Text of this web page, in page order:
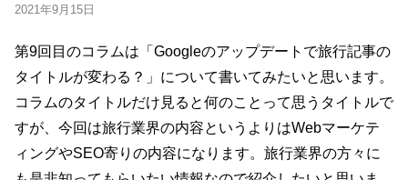
2021年9月15日
第9回目のコラムは「Googleのアップデートで旅行記事の
タイトルが変わる？」について書いてみたいと思います。
コラムのタイトルだけ見ると何のことって思うタイトルで
すが、今回は旅行業界の内容というよりはWebマーケテ
ィングやSEO寄りの内容になります。旅行業界の方々に